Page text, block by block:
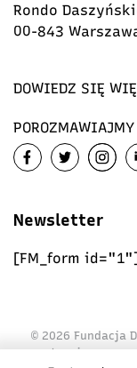
Rondo
00-843
DOWIEDZ SIĘ
POROZMAWIAJMY
Newsletter
[FM_form
© 2026 Fundacja
zastrzeżone